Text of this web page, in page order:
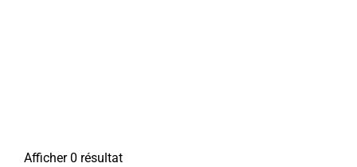
Afficher 0 résultat